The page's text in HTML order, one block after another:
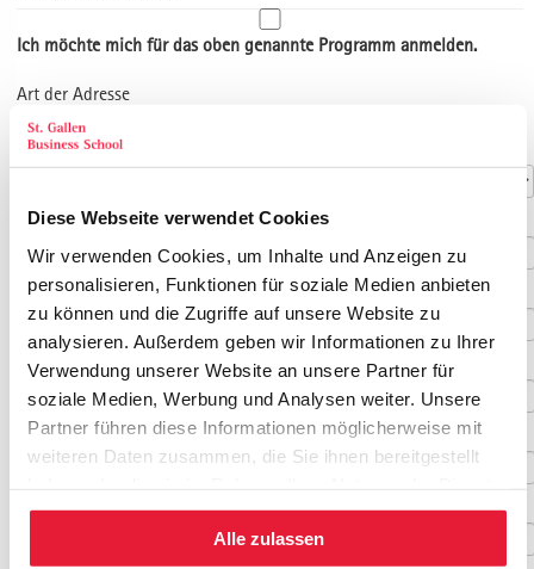
Diese Webseite verwendet Cookies
Wir verwenden Cookies, um Inhalte und Anzeigen zu
personalisieren, Funktionen für soziale Medien anbieten
zu können und die Zugriffe auf unsere Website zu
analysieren. Außerdem geben wir Informationen zu Ihrer
Verwendung unserer Website an unsere Partner für
soziale Medien, Werbung und Analysen weiter. Unsere
Partner führen diese Informationen möglicherweise mit
weiteren Daten zusammen, die Sie ihnen bereitgestellt
gesammelt haben.
Alle zulassen
Ich möchte mich für das oben genannte Programm anmelden.
Art der Adresse
Kontaktdaten
Anrede*
Titel
Vorname*
Nachname*
Geburtsdatum
E-Mail*